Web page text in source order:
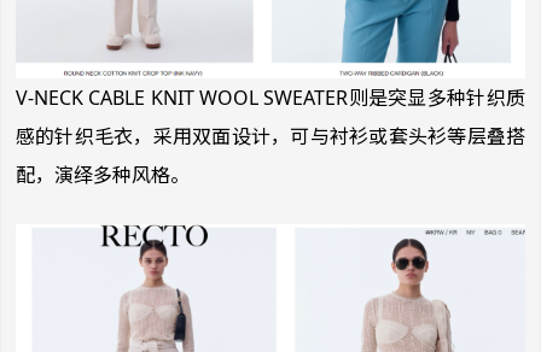
V-NECK CABLE KNIT WOOL SWEATER则是突显多种针织质
感的针织毛衣，采用双面设计，可与衬衫或套头衫等层叠搭
配，演绎多种风格。